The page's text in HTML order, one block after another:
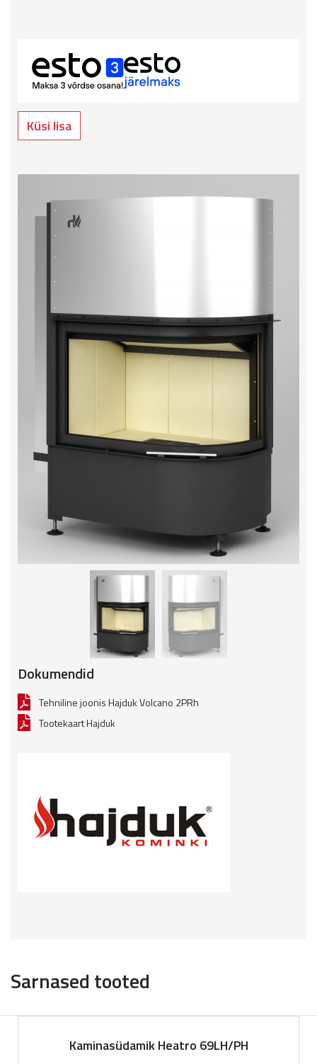
Küsi lisa
Dokumendid
Tehniline joonis Hajduk Volcano 2PRh
Tootekaart Hajduk
Sarnased tooted
Kaminasüdamik Heatro 69LH/PH